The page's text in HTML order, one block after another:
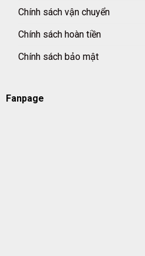
Chính sách vận chuyển
Chính sách hoàn tiền
Chính sách bảo mật
Fanpage